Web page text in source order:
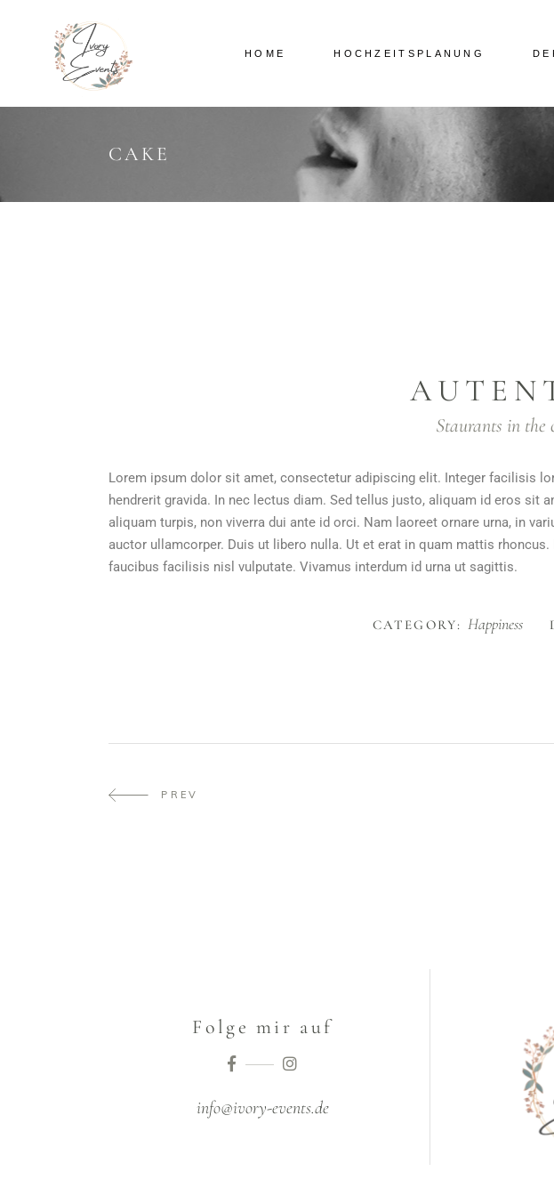
HOME HOCHZEITSPLANUNG
CAKE
Staurants in the
Lorem ipsum dolor sit amet, consectetur adipiscing elit. Integer facilisis
hendrerit gravida. In nec lectus diam. Sed tellus justo, aliquam id eros sit
aliquam turpis, non viverra dui ante id orci. Nam laoreet ornare urna, in
auctor ullamcorper. Duis ut libero nulla. Ut et erat in quam mattis
faucibus facilisis nisl vulputate. Vivamus interdum id urna ut sagittis.
CATEGORY: Happiness
PREV
Folge mir auf
info@ivory-events.de